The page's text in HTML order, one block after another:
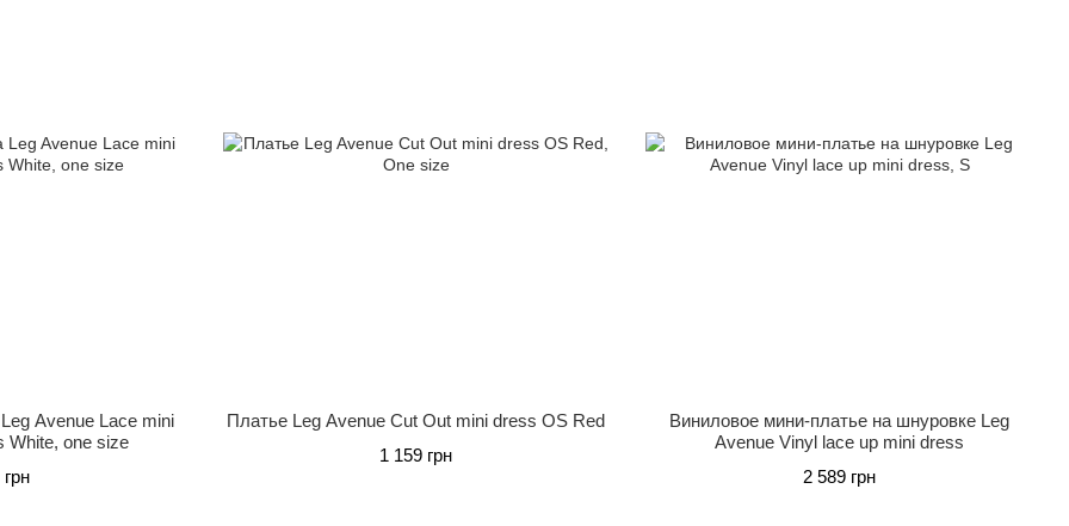
Avenue Lace mini
White, one size
Платье Leg Avenue Cut Out mini dress OS Red
1 159 грн
Виниловое мини-платье на шнуровке Leg
Avenue Vinyl lace up mini dress
2 589 грн